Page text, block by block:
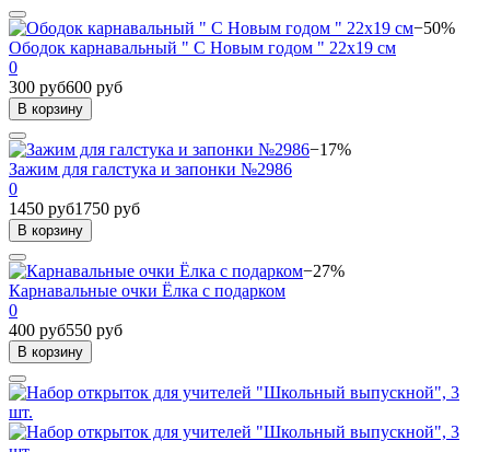
−50%
Ободок карнавальный " С Новым годом " 22х19 см
0
300 руб600 руб
В корзину
−17%
Зажим для галстука и запонки №2986
0
1450 руб1750 руб
В корзину
−27%
Карнавальные очки Ёлка с подарком
0
400 руб550 руб
В корзину